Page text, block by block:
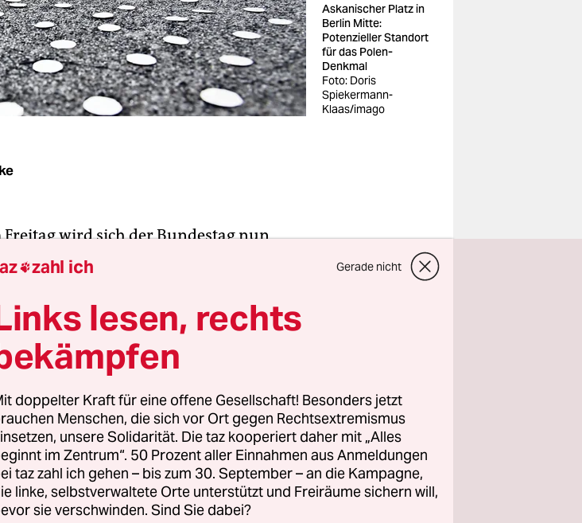
Askanischer Platz in
Berlin Mitte:
Potenzieller Standort
für das Polen-
Denkmal
Foto: Doris
Spiekermann-
Klaas/imago
wird sich der Bundestag nun
für Polen aussprechen. Es soll an den
auf Polen 1939 erinnern. Laut Antrag,
unterstützen, soll „an prominenter
der den polnischen Opfern des
nationalsozialistischen Besatzung Polens
nur ein Denkmal, sondern auch ein
Aktivitäten wie Jugendarbeit,
eine Initiative 2017, die unter
Direktor des Deutschen Polen-
Heiko Maas und
zahl ich Gerade nicht
lesen, rechts
doppelter Kraft für eine offene Gesellschaft! Besonders jetzt
Menschen, die sich vor Ort gegen Rechtsextremismus
unsere Solidarität. Die taz kooperiert daher mit „Alles
im Zentrum“. 50 Prozent aller Einnahmen aus Anmeldungen
taz zahl ich gehen – bis zum 30. September – an die Kampagne,
linke, selbstverwaltete Orte unterstützt und Freiräume sichern will,
sie verschwinden. Sind Sie dabei?